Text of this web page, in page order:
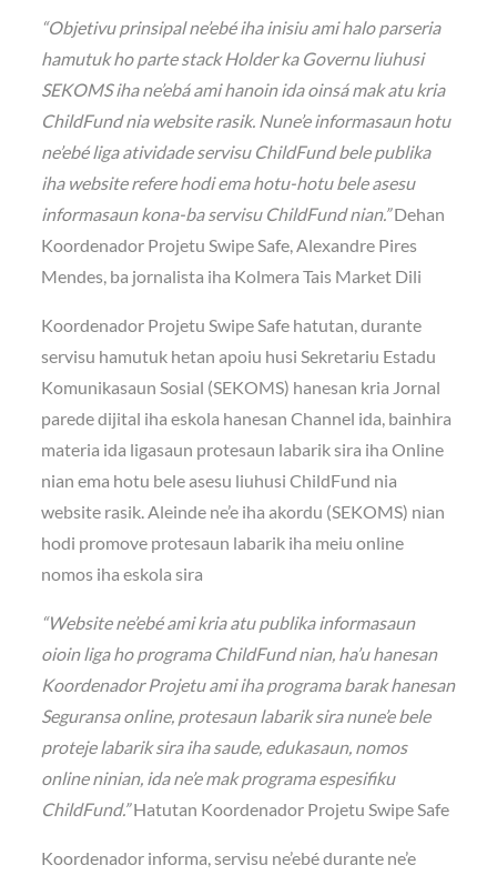
“Objetivu prinsipal ne’ebé iha inisiu ami halo parseria
hamutuk ho parte stack Holder ka Governu liuhusi
SEKOMS iha ne’ebá ami hanoin ida oinsá mak atu kria
ChildFund nia website rasik. Nune’e informasaun hotu
ne’ebé liga atividade servisu ChildFund bele publika
iha website refere hodi ema hotu-hotu bele asesu
informasaun kona-ba servisu ChildFund nian.”Dehan
Koordenador Projetu Swipe Safe, Alexandre Pires
Mendes, ba jornalista iha Kolmera Tais Market Dili
Koordenador Projetu Swipe Safe hatutan, durante
servisu hamutuk hetan apoiu husi Sekretariu Estadu
Komunikasaun Sosial (SEKOMS) hanesan kria Jornal
parede dijital iha eskola hanesan Channel ida, bainhira
materia ida ligasaun protesaun labarik sira iha Online
nian ema hotu bele asesu liuhusi ChildFund nia
website rasik. Aleinde ne’e iha akordu (SEKOMS) nian
hodi promove protesaun labarik iha meiu online
nomos iha eskola sira
“Website ne’ebé ami kria atu publika informasaun
oioin liga ho programa ChildFund nian, ha’u hanesan
Koordenador Projetu ami iha programa barak hanesan
Seguransa online, protesaun labarik sira nune’e bele
proteje labarik sira iha saude, edukasaun, nomos
online ninian, ida ne’e mak programa espesifiku
ChildFund.”Hatutan Koordenador Projetu Swipe Safe
Koordenador informa, servisu ne’ebé durante ne’e